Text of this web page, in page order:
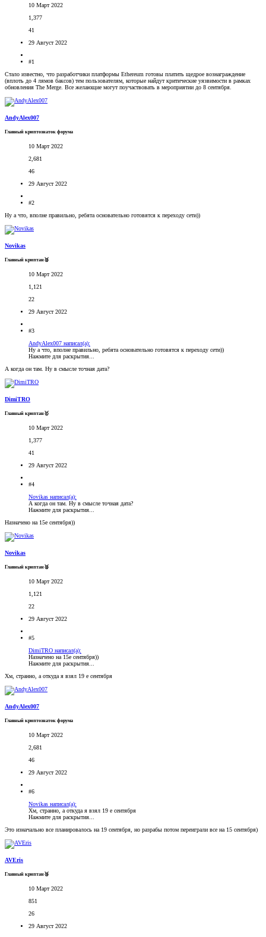
10 Март 2022
1,377
41
29 Август 2022
#1
Стало известно, что разработчики платформы Ethereum готовы платить щедрое вознаграждение
(вплоть до 4 лямов баксов) тем пользователям, которые найдут критические уязвимости в рамках
обновления The Merge. Все желающие могут поучаствовать в мероприятии до 8 сентября.
AndyAlex007
Главный криптознаток форума
10 Март 2022
2,681
46
29 Август 2022
#2
Ну а что, вполне правильно, ребята основательно готовятся к переходу сети))
Novikas
Главный криптан🥈
10 Март 2022
1,121
22
29 Август 2022
#3
AndyAlex007 написал(а):
Ну а что, вполне правильно, ребята основательно готовятся к переходу сети))
Нажмите для раскрытия...
А когда он там. Ну в смысле точная дата?
DimiTRO
Главный криптан🥇
10 Март 2022
1,377
41
29 Август 2022
#4
Novikas написал(а):
А когда он там. Ну в смысле точная дата?
Нажмите для раскрытия...
Назначено на 15е сентября))
Novikas
Главный криптан🥈
10 Март 2022
1,121
22
29 Август 2022
#5
DimiTRO написал(а):
Назначено на 15е сентября))
Нажмите для раскрытия...
Хм, странно, а откуда я взял 19 е сентября
AndyAlex007
Главный криптознаток форума
10 Март 2022
2,681
46
29 Август 2022
#6
Novikas написал(а):
Хм, странно, а откуда я взял 19 е сентября
Нажмите для раскрытия...
Это изначально все планировалось на 19 сентября, но разрабы потом переиграли все на 15 сентября)
AVEris
Главный криптан🥉
10 Март 2022
851
26
29 Август 2022